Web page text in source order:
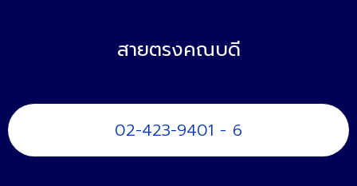
สายตรงคณบดี
02-423-9401 - 6